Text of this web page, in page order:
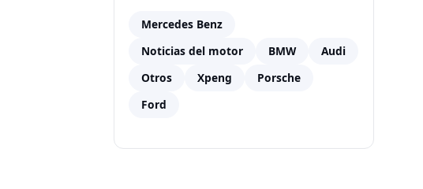
Mercedes Benz
Noticias del motor
BMW
Audi
Otros
Xpeng
Porsche
Ford